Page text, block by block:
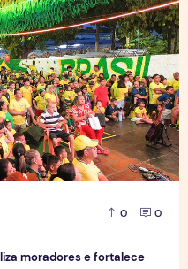
0 0
moradores e fortalece